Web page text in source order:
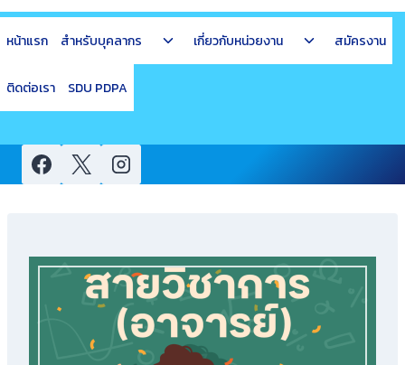
หน้าแรก สำหรับบุคลากร
Toggle
child
เกี่ยวกับหน่วยงาน
Toggle
child
สมัครงาน
ติดต่อเรา SDU PDPA